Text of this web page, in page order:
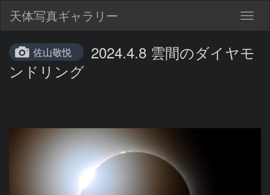
天体写真ギャラリー
佐山敬悦
2024.4.8 雲間のダイヤモ
ンドリング